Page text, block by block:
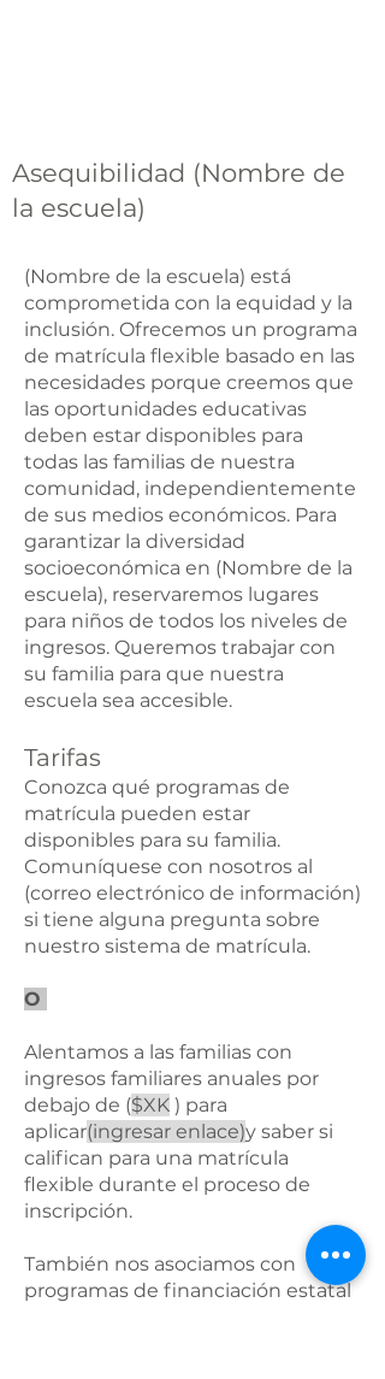
Asequibilidad (Nombre de
la escuela)
(Nombre de la escuela) está
comprometida con la equidad y la
inclusión. Ofrecemos un programa
de matrícula flexible basado en las
necesidades porque creemos que
las oportunidades educativas
deben estar disponibles para
todas las familias de nuestra
comunidad, independientemente
de sus medios económicos. Para
garantizar la diversidad
socioeconómica en (Nombre de la
escuela), reservaremos lugares
para niños de todos los niveles de
ingresos. Queremos trabajar con
su familia para que nuestra
escuela sea accesible.
Tarifas
Conozca qué programas de
matrícula pueden estar
disponibles para su familia.
Comuníquese con nosotros al
(correo electrónico de información)
si tiene alguna pregunta sobre
nuestro sistema de matrícula.
O
Alentamos a las familias con
ingresos familiares anuales por
debajo de ($XK ) para
aplicar(ingresar enlace)y saber si
califican para una matrícula
flexible durante el proceso de
inscripción.
También nos asociamos con
programas de financiación estatal